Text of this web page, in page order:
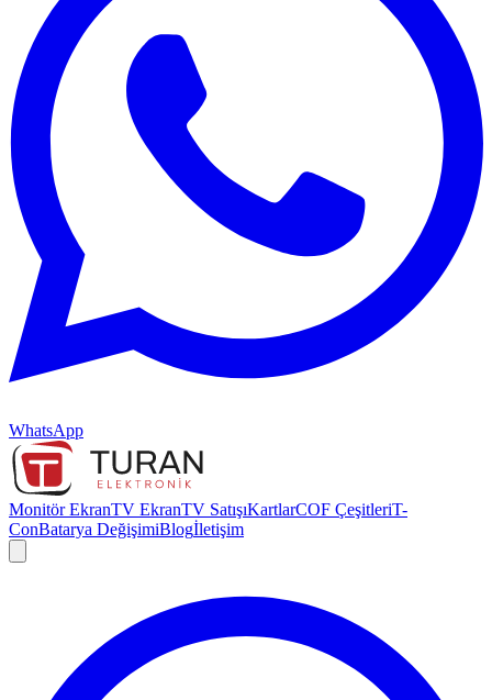
WhatsApp
Monitör EkranTV EkranTV SatışıKartlarCOF ÇeşitleriT-
ConBatarya DeğişimiBlogİletişim